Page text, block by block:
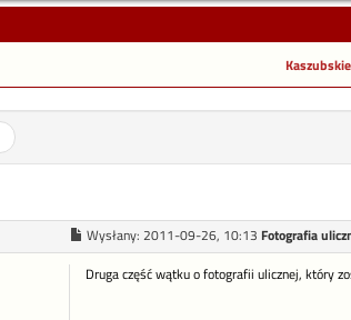
Wysłany: 2011-09-26, 10:13 Fotografia
Druga część wątku o fotografii ulicznej, który